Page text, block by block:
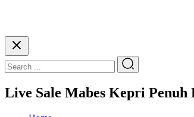
Live Sale Mabes Kepri Penuh